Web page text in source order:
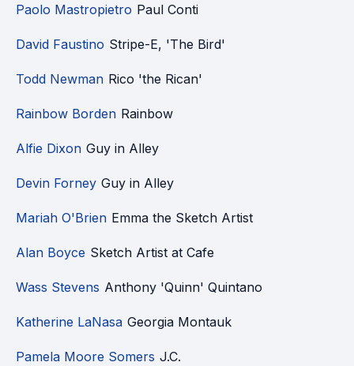
Paolo Mastropietro Paul Conti
David Faustino Stripe-E, 'The Bird'
Todd Newman Rico 'the Rican'
Rainbow Borden Rainbow
Alfie Dixon Guy in Alley
Devin Forney Guy in Alley
Mariah O'Brien Emma the Sketch Artist
Alan Boyce Sketch Artist at Cafe
Wass Stevens Anthony 'Quinn' Quintano
Katherine LaNasa Georgia Montauk
Pamela Moore Somers J.C.